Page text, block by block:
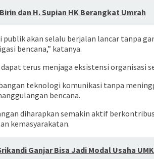
dan H. Supian HK Berangkat Umrah
akan selalu berjalan lancar tanpa
bencana,” katanya.
terus menjaga eksistensi
teknologi komunikasi tanpa
bencana.
diharapkan semakin aktif
kemasyarakatan.
Ganjar Bisa Jadi Modal Usaha